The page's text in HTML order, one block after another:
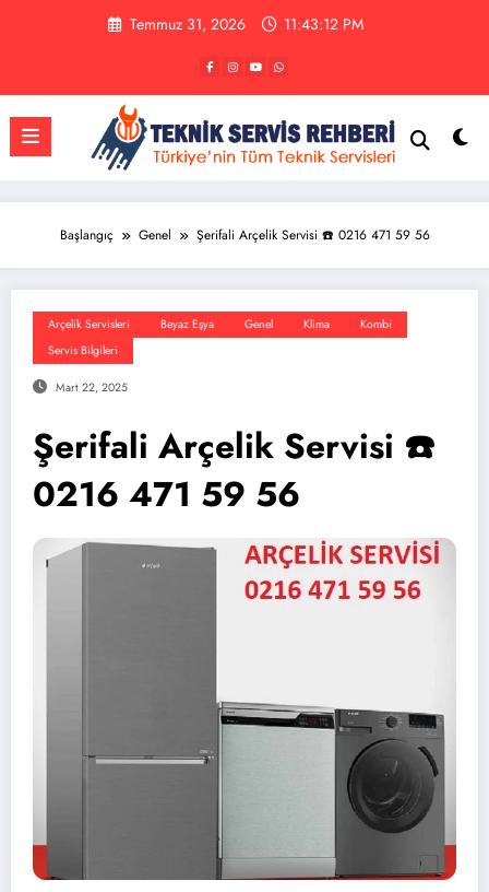
Temmuz 31, 2026 11:43:13 PM
Başlangıç Genel Şerifali Arçelik Servisi ☎️ 0216 471 59 56
Arçelik Servisleri Beyaz Eşya Genel Klima
Kombi
Servis Bilgileri
Mart 22, 2025
Şerifali Arçelik Servisi ☎️
0216 471 59 56